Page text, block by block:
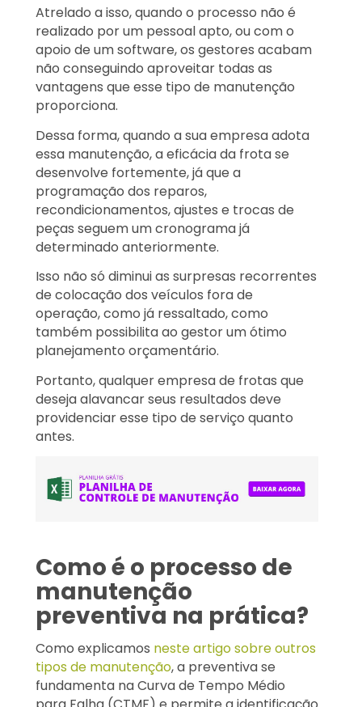
Atrelado a isso, quando o processo não é
realizado por um pessoal apto, ou com o
apoio de um software, os gestores acabam
não conseguindo aproveitar todas as
vantagens que esse tipo de manutenção
proporciona.
Dessa forma, quando a sua empresa adota
essa manutenção, a eficácia da frota se
desenvolve fortemente, já que a
programação dos reparos,
recondicionamentos, ajustes e trocas de
peças seguem um cronograma já
determinado anteriormente.
Isso não só diminui as surpresas recorrentes
de colocação dos veículos fora de
operação, como já ressaltado, como
também possibilita ao gestor um ótimo
planejamento orçamentário.
Portanto, qualquer empresa de frotas que
deseja alavancar seus resultados deve
providenciar esse tipo de serviço quanto
antes.
Como é o processo de
manutenção
preventiva na prática?
Como explicamos neste artigo sobre outros
tipos de manutenção, a preventiva se
fundamenta na Curva de Tempo Médio